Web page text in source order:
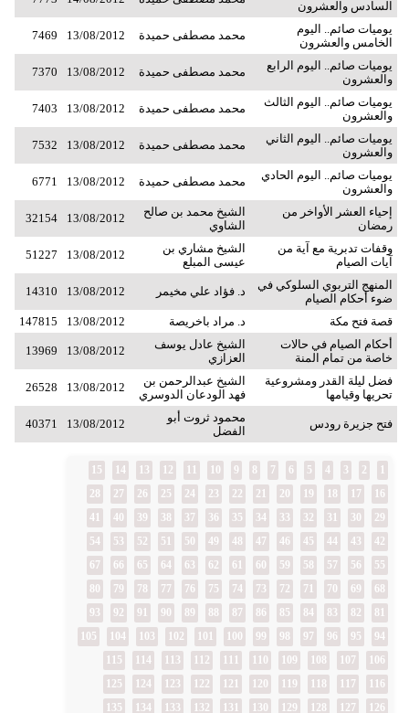
السادس والعشرون
يوميات صائم.. اليوم
الخامس والعشرون
محمد مصطفى حميدة 13/08/2012
7469
يوميات صائم.. اليوم الرابع
والعشرون
محمد مصطفى حميدة 13/08/2012
7370
يوميات صائم.. اليوم الثالث
والعشرون
محمد مصطفى حميدة 13/08/2012
7403
يوميات صائم.. اليوم الثاني
والعشرون
محمد مصطفى حميدة 13/08/2012
7532
يوميات صائم.. اليوم الحادي
والعشرون
محمد مصطفى حميدة 13/08/2012
6771
إحياء العشر الأواخر من
رمضان
الشيخ محمد بن صالح
الشاوي
13/08/2012
32154
وقفات تدبرية مع آية من
آيات الصيام
الشيخ مشاري بن
عيسى المبلع
13/08/2012
51227
المنهج التربوي السلوكي في
ضوء أحكام الصيام
د. فؤاد علي مخيمر 13/08/2012
14310
قصة فتح مكة د. مراد باخريصة 13/08/2012
147815
أحكام الصيام في حالات
خاصة من تمام المنة
الشيخ عادل يوسف
العزازي
13/08/2012
13969
فضل ليلة القدر ومشروعية
تحريها وقيامها
الشيخ عبدالرحمن بن
فهد الودعان الدوسري
13/08/2012
26528
فتح جزيرة رودس
محمود ثروت أبو
الفضل
13/08/2012
40371
2
3
4
5
6
7
8
9
12
13
14
15
16
17
18
19
20
21
22
23
24
25
26
27
28
29
30
31
32
33
34
35
36
37
38
39
40
41
42
43
44
45
46
47
48
49
50
51
52
53
54
55
56
57
58
59
60
61
62
63
64
65
66
67
68
69
70
71
72
73
74
75
76
77
78
79
80
81
82
83
84
85
86
87
88
89
90
91
92
93
94
95
96
97
98
99
102
103
104
105
106
107
108
109
112
113
114
115
116
117
118
119
120
121
122
123
124
125
126
127
128
129
130
131
132
133
134
135